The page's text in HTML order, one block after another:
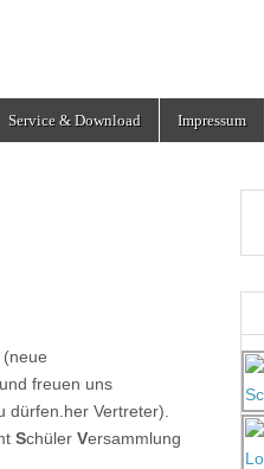
Service & Download Impressum
freuen uns
dürfen.her Vertreter).
Schüler Versammlung